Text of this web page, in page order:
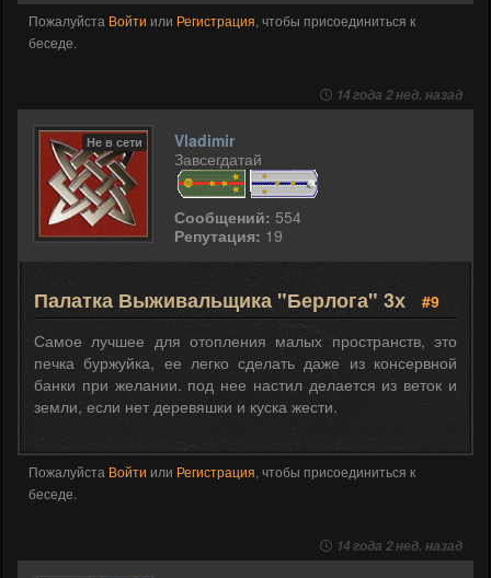
Пожалуйста Войти или Регистрация, чтобы присоединиться к
беседе.
14 года 2 нед. назад
Не в сети
Vladimir
Завсегдатай
Сообщений: 554
Репутация: 19
Палатка Выживальщика "Берлога" 3х
#9
Самое лучшее для отопления малых пространств, это
печка буржуйка, ее легко сделать даже из консервной
банки при желании. под нее настил делается из веток и
земли, если нет деревяшки и куска жести.
Пожалуйста Войти или Регистрация, чтобы присоединиться к
беседе.
14 года 2 нед. назад